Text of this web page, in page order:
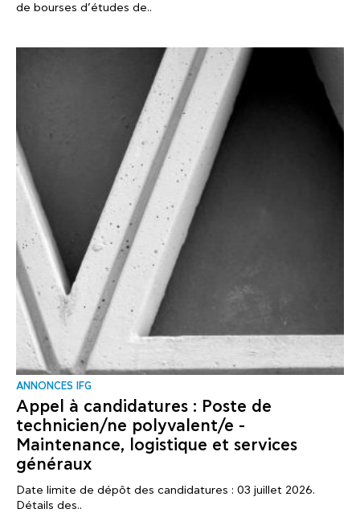
de bourses d’études de..
ANNONCES IFG
Appel à candidatures : Poste de
technicien/ne polyvalent/e -
Maintenance, logistique et services
généraux
Date limite de dépôt des candidatures : 03 juillet 2026.
Détails des..